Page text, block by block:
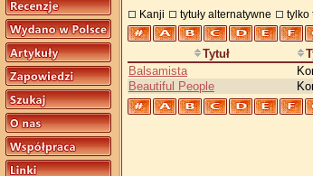
Kanji tytuły alternatywne tylko
Tytuł
Balsamista
Beautiful People